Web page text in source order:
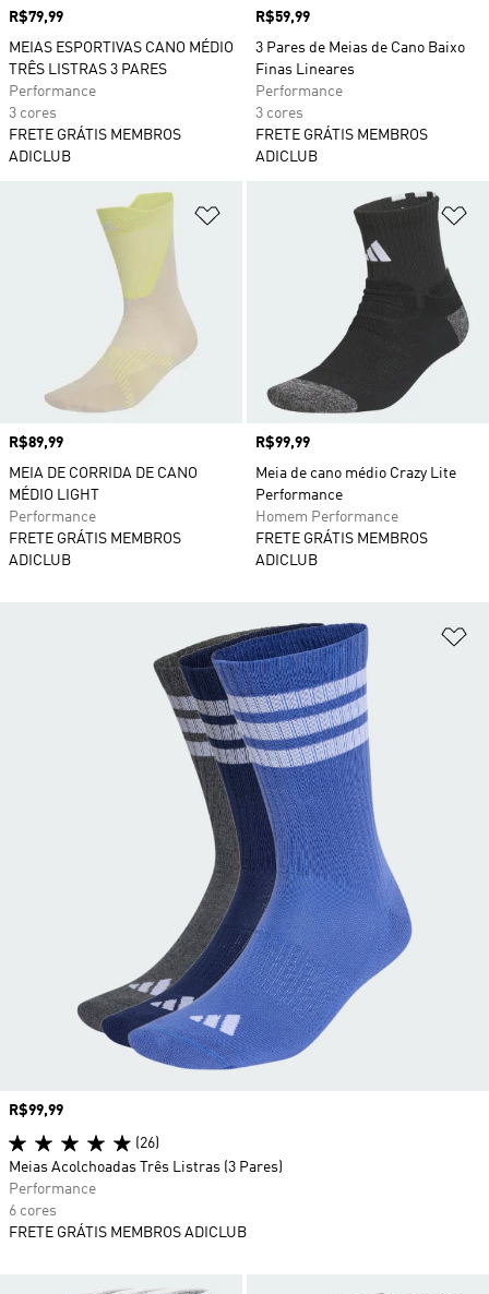
Preço
R$79,99
MEIAS ESPORTIVAS CANO MÉDIO
TRÊS LISTRAS 3 PARES
Performance
3 cores
FRETE GRÁTIS MEMBROS
ADICLUB
Preço
R$59,99
3 Pares de Meias de Cano Baixo
Finas Lineares
Performance
3 cores
FRETE GRÁTIS MEMBROS
ADICLUB
Adicionar à Lista de Desejos
Preço
R$89,99
MEIA DE CORRIDA DE CANO
MÉDIO LIGHT
Performance
FRETE GRÁTIS MEMBROS
ADICLUB
Preço
R$99,99
Meia de cano médio Crazy Lite
Performance
Homem Performance
FRETE GRÁTIS MEMBROS
ADICLUB
Preço
R$99,99
(26)
Meias Acolchoadas Três Listras (3 Pares)
Performance
6 cores
FRETE GRÁTIS MEMBROS ADICLUB